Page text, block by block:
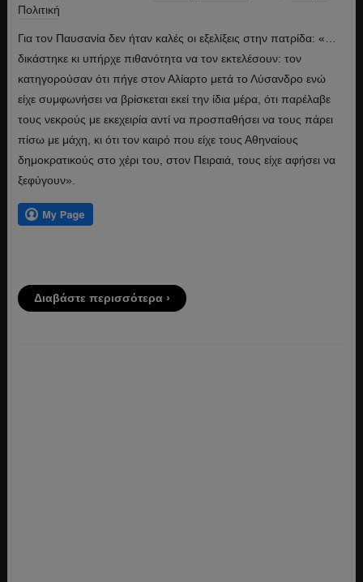
Πολιτική
Για τον Παυσανία δεν ήταν καλές οι εξελίξεις στην πατρίδα: «…
δικάστηκε κι υπήρχε πιθανότητα να τον εκτελέσουν: τον
κατηγορούσαν ότι πήγε στον Αλίαρτο μετά το Λύσανδρο ενώ
είχε συμφωνήσει να βρίσκεται εκεί την ίδια μέρα, ότι παρέλαβε
τους νεκρούς με εκεχειρία αντί να προσπαθήσει να τους πάρει
πίσω με μάχη, κι ότι τον καιρό που είχε τους Αθηναίους
δημοκρατικούς στο χέρι του, στον Πειραιά, τους είχε αφήσει να
ξεφύγουν».
Διαβάστε περισσότερα ›